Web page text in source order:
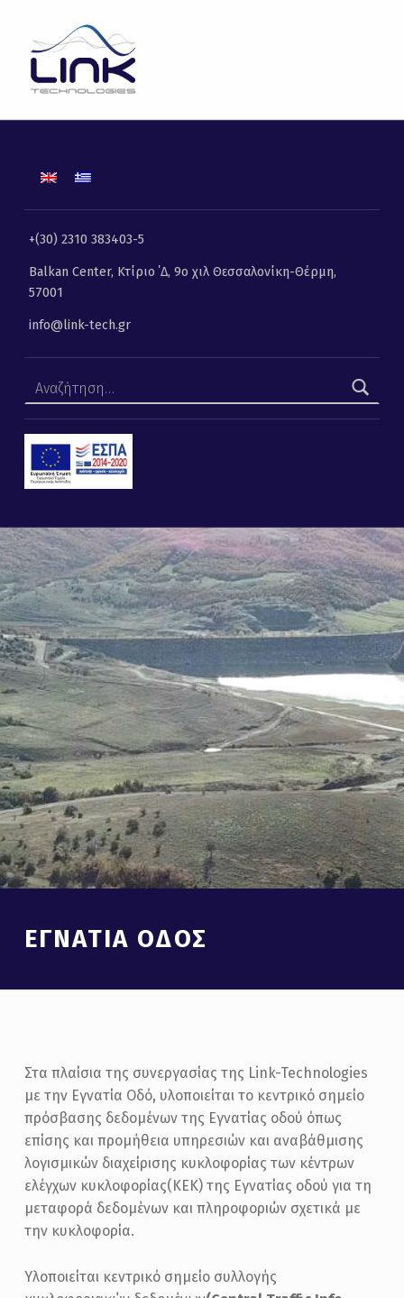
+(30) 2310 383403-5
Balkan Center, Κτίριο ΄Δ, 9ο χιλ Θεσσαλονίκη-Θέρμη,
57001
info@link-tech.gr
Introduction
ΕΓΝΑΤΊΑ ΟΔΌΣ
Ε
Γ
Ν
Α
Τ
Ί
Α
Ο
Στα πλαίσια της συνεργασίας της Link-Technologies
με την Εγνατία Οδό, υλοποιείται το κεντρικό σημείο
πρόσβασης δεδομένων της Εγνατίας οδού όπως
επίσης και προμήθεια υπηρεσιών και αναβάθμισης
λογισμικών διαχείρισης κυκλοφορίας των κέντρων
ελέγχων κυκλοφορίας(ΚΕΚ) της Εγνατίας οδού για τη
μεταφορά δεδομένων και πληροφοριών σχετικά με
την κυκλοφορία.
Υλοποιείται κεντρικό σημείο συλλογής